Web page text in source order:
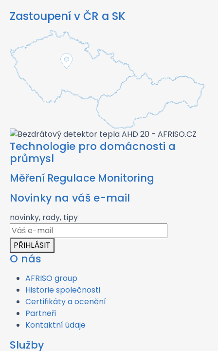
Zastoupení v ČR a SK
Technologie pro domácnosti a
průmysl
Měření Regulace Monitoring
Novinky na váš e-mail
novinky, rady, tipy
PŘIHLÁSIT
O nás
AFRISO group
Historie společnosti
Certifikáty a ocenění
Partneři
Kontaktní údaje
Služby